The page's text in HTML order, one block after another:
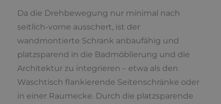
Da die Drehbewegung nur minimal nach
seitlich-vorne ausschert, ist der
wandmontierte Schrank anbaufähig und
platzsparend in die Badmöblierung und die
Architektur zu integrieren – etwa als den
Waschtisch flankierende Seitenschränke oder
in einer Raumecke. Durch die platzsparende